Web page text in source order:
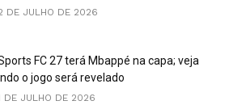
DE JULHO DE 2026
FC 27 terá Mbappé na capa; veja
o jogo será revelado
DE JULHO DE 2026